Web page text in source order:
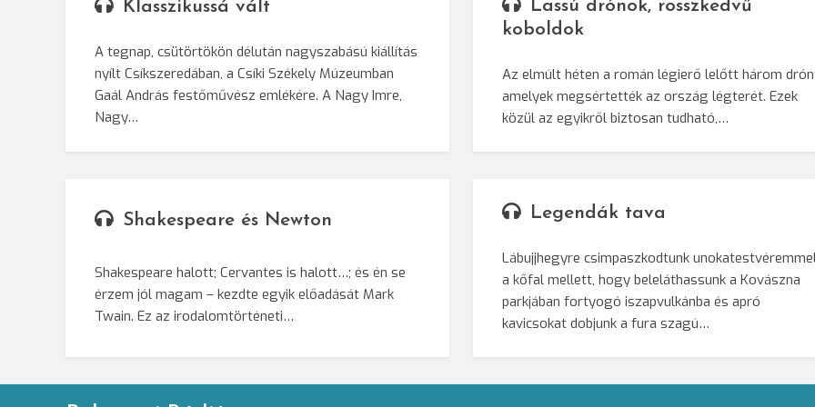
Klasszikussá vált
A tegnap, csütörtökön délután nagyszabású kiállítás
nyílt Csíkszeredában, a Csíki Székely Múzeumban
Gaál András festőművész emlékére. A Nagy Imre,
Nagy…
Lassú drónok, rosszkedvű
koboldok
Az elmúlt héten a román légierő lelőtt három
amelyek megsértették az ország légterét. Ezek
közül az egyikről biztosan tudható,…
Shakespeare és Newton
Shakespeare halott; Cervantes is halott…; és én se
érzem jól magam – kezdte egyik előadását Mark
Twain. Ez az irodalomtörténeti…
Legendák tava
Lábujjhegyre csimpaszkodtunk
a kőfal mellett, hogy beleláthassunk a Kovászna
parkjában fortyogó iszapvulkánba és apró
kavicsokat dobjunk a fura szagú…